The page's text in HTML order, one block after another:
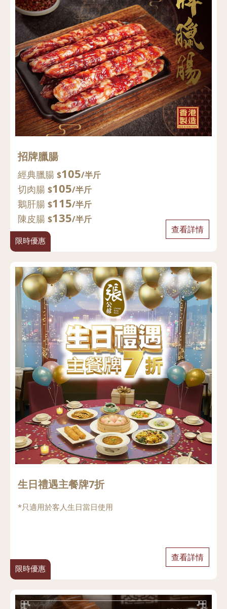
限時優惠
招牌臘腸
經典臘腸 $105/半斤
切肉腸 $105/半斤
鵝肝腸 $115/半斤
陳皮腸 $135/半斤
查看詳情
限時優惠
生日禮遇主餐牌7折
*只適用於客人生日當日使用
查看詳情